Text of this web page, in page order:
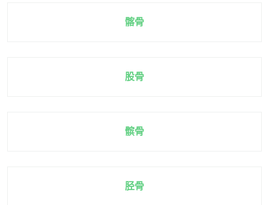
髂骨
股骨
髌骨
胫骨